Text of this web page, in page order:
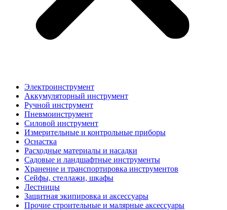
Электроинструмент
Аккумуляторный инструмент
Ручной инструмент
Пневмоинструмент
Силовой инструмент
Измерительные и контрольные приборы
Оснастка
Расходные материалы и насадки
Садовые и ландшафтные инструменты
Хранение и транспортировка инструментов
Сейфы, стеллажи, шкафы
Лестницы
Защитная экипировка и аксессуары
Прочие строительные и малярные аксессуары